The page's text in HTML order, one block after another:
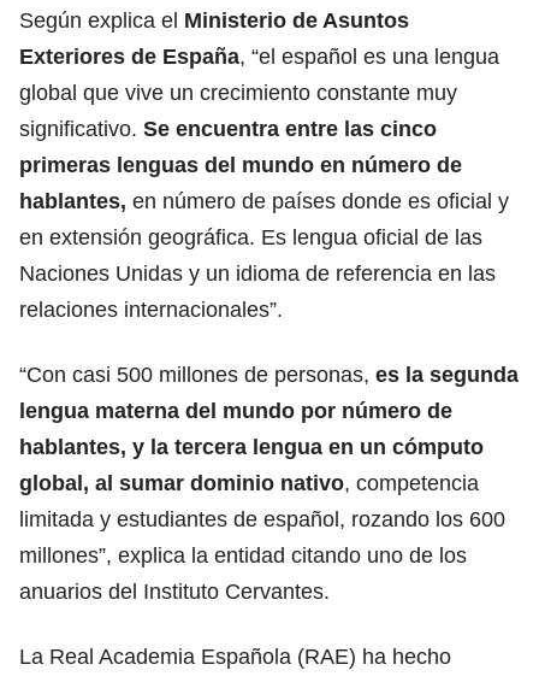
Según explica el Ministerio de Asuntos
Exteriores de España, “el español es una lengua
global que vive un crecimiento constante muy
significativo. Se encuentra entre las cinco
primeras lenguas del mundo en número de
hablantes, en número de países donde es oficial y
en extensión geográfica. Es lengua oficial de las
Naciones Unidas y un idioma de referencia en las
relaciones internacionales”.
“Con casi 500 millones de personas, es la segunda
lengua materna del mundo por número de
hablantes, y la tercera lengua en un cómputo
global, al sumar dominio nativo, competencia
limitada y estudiantes de español, rozando los 600
millones”, explica la entidad citando uno de los
anuarios del Instituto Cervantes.
La Real Academia Española (RAE) ha hecho